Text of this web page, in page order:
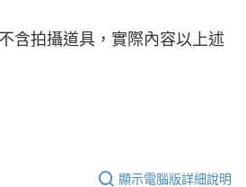
含拍攝道具，實際內容以上述
顯示電腦版詳細說明